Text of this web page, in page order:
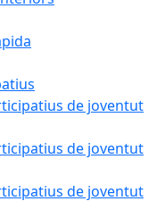
de joventut
de joventut
de joventut